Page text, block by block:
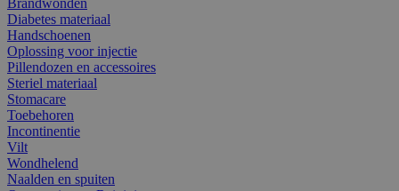
Diabetes materiaal
Handschoenen
Oplossing voor injectie
Pillendozen en accessoires
Steriel materiaal
Stomacare
Toebehoren
Incontinentie
Vilt
Wondhelend
Naalden en spuiten